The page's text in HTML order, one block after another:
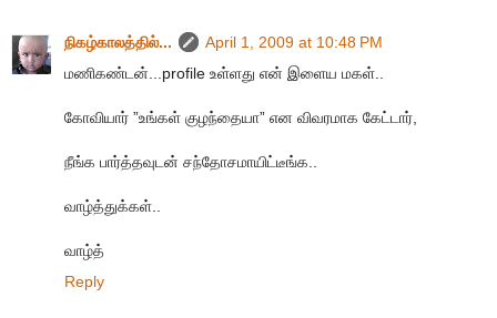
நிகழ்காலத்தில்...
April 1, 2009 at 10:48 PM
மணிகண்டன்...profile உள்ளது என் இளைய மகள்..
கோவியார் ”உங்கள் குழந்தையா” என விவரமாக கேட்டார்,
நீங்க பார்த்தவுடன் சந்தோசமாயிட்டீங்க..
வாழ்த்துக்கள்..
வாழ்த்
Reply